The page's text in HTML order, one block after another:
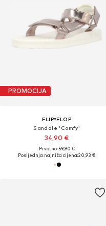
PROMOCIJA
FLIP*FLOP
Sandale 'Comfy'
34,90 €
Prvotno: 59,90 €
Posljednja najniža cijena:20,93 €